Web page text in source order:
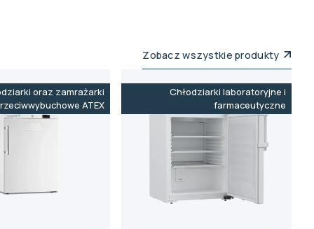
Zobacz wszystkie produkty
oraz zamrażarki
ATEX
Chłodziarki laboratoryjne i
farmaceutyczne